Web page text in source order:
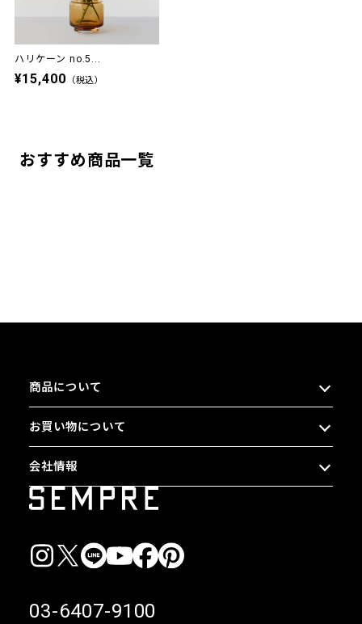
ハリケーン no.5...
¥15,400 （税込）
おすすめ商品一覧
商品について
お買い物について
会社情報
03-6407-9100